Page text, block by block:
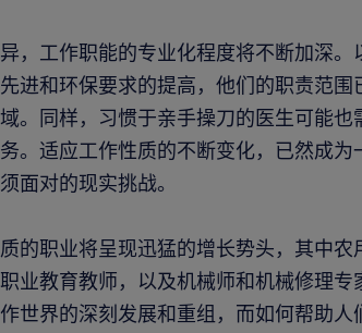
，工作职能的专业化程度将不断加深。
进和环保要求的提高，他们的职责范围
。同样，习惯于亲手操刀的医生可能也
。适应工作性质的不断变化，已然成为
面对的现实挑战。
的职业将呈现迅猛的增长势头，其中农
业教育教师，以及机械师和机械修理专
世界的深刻发展和重组，而如何帮助人